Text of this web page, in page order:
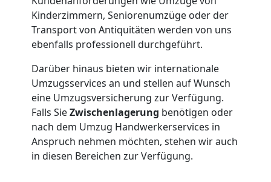
Kinderzimmern, Seniorenumzüge oder der
Transport von Antiquitäten werden von uns
ebenfalls professionell durchgeführt.
Darüber hinaus bieten wir internationale
Umzugsservices an und stellen auf Wunsch
eine Umzugsversicherung zur Verfügung.
Falls SieZwischenlagerung benötigen oder
nach dem Umzug Handwerkerservices in
Anspruch nehmen möchten, stehen wir auch
in diesen Bereichen zur Verfügung.
Wolfsberg
Übersiedlung
Wolfsberg
Klaviertransport
Wolfsberg